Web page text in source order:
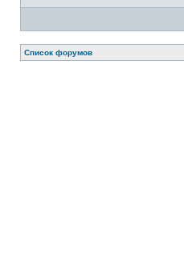
Список форумов